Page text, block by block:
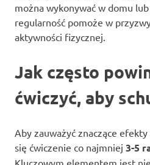
można wykonywać w domu
regularność pomoże w
aktywności fizycznej.
Jak często
ćwiczyć, aby
Aby zauważyć znaczące
się ćwiczenie co najmniej 3-5